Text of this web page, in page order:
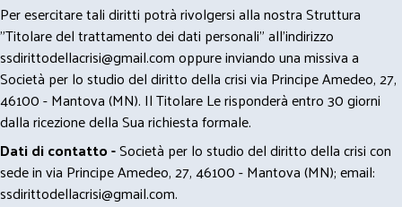
Per esercitare tali diritti potrà rivolgersi alla nostra Struttura
"Titolare del trattamento dei dati personali" all'indirizzo
ssdirittodellacrisi@gmail.comoppure inviando una missiva a
Società per lo studio del diritto della crisi via Principe Amedeo, 27,
46100 - Mantova (MN). Il Titolare Le risponderà entro 30 giorni
dalla ricezione della Sua richiesta formale.
Dati di contatto -Società per lo studio del diritto della crisi con
sede in via Principe Amedeo, 27, 46100 - Mantova (MN); email:
ssdirittodellacrisi@gmail.com.